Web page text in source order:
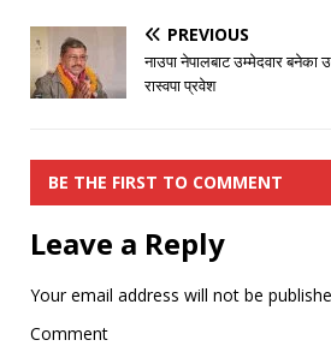
PREVIOUS
नाउपा नेपालबाट उम्मेदवार बनेका
रास्वपा प्रवेश
BE THE FIRST TO COMMENT
Leave a Reply
Your email address will not be
Comment